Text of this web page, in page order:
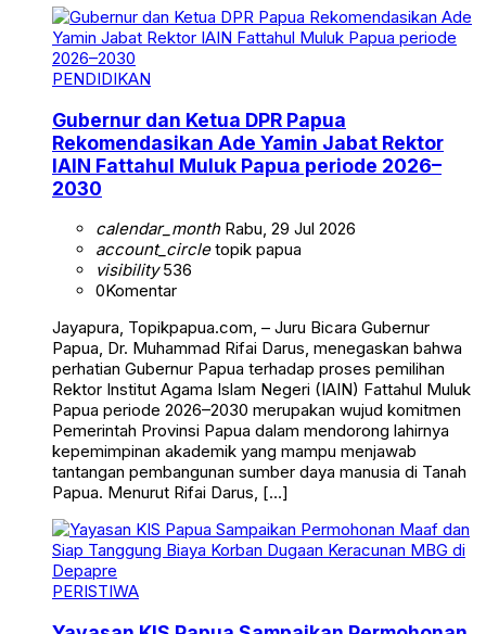
PENDIDIKAN
Gubernur dan Ketua DPR Papua
Rekomendasikan Ade Yamin Jabat Rektor
IAIN Fattahul Muluk Papua periode 2026–
2030
calendar_monthRabu, 29 Jul 2026
account_circletopik papua
visibility536
0Komentar
Jayapura, Topikpapua.com, – Juru Bicara Gubernur
Papua, Dr. Muhammad Rifai Darus, menegaskan bahwa
perhatian Gubernur Papua terhadap proses pemilihan
Rektor Institut Agama Islam Negeri (IAIN) Fattahul Muluk
Papua periode 2026–2030 merupakan wujud komitmen
Pemerintah Provinsi Papua dalam mendorong lahirnya
kepemimpinan akademik yang mampu menjawab
tantangan pembangunan sumber daya manusia di Tanah
Papua. Menurut Rifai Darus, […]
PERISTIWA